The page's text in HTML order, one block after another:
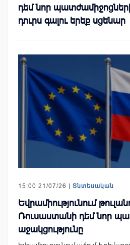
դեմ նոր
դուրս գալու երեք սցենար
15:00 21/07/26 | Տնտեսական
Եվրամիությունում
Ռուսաստանի դեմ նոր
աջակցությունը